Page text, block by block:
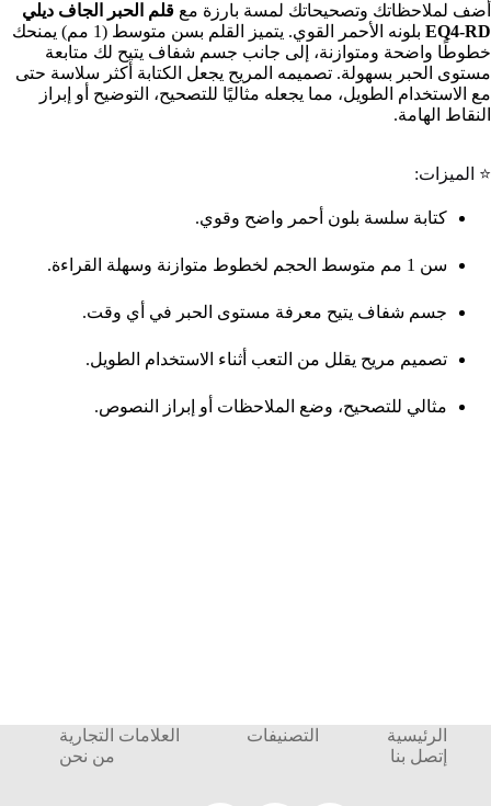
أضف لملاحظاتك وتصحيحاتك لمسة بارزة مع قلم الحبر الجاف ديلي
EQ4-RD
بلونه الأحمر القوي. يتميز القلم بسن متوسط (1 مم) يمنحك
خطوطًا واضحة ومتوازنة، إلى جانب جسم شفاف يتيح لك متابعة
مستوى الحبر بسهولة. تصميمه المريح يجعل الكتابة أكثر سلاسة حتى
مع الاستخدام الطويل، مما يجعله مثاليًا للتصحيح، التوضيح أو إبراز
النقاط الهامة.
⭐ الميزات:
كتابة سلسة بلون أحمر واضح وقوي.
سن 1 مم متوسط الحجم لخطوط متوازنة وسهلة القراءة.
جسم شفاف يتيح معرفة مستوى الحبر في أي وقت.
تصميم مريح يقلل من التعب أثناء الاستخدام الطويل.
مثالي للتصحيح، وضع الملاحظات أو إبراز النصوص.
الرئيسية التصنيفات
العلامات التجارية
إتصل بنا
من نحن